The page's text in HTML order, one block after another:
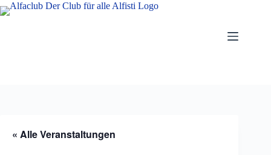
Zum
Inhalt
« Alle Veranstaltungen